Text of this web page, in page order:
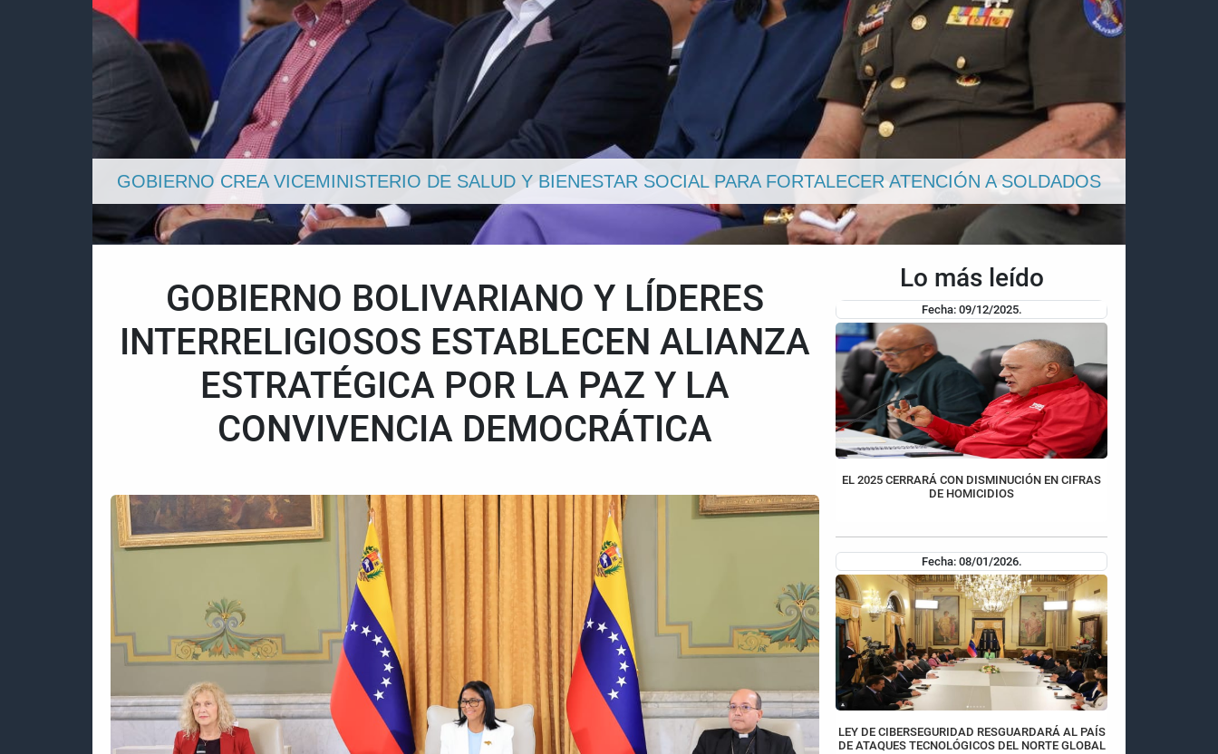
DIOSDADO CABELLO DESTACA AVANCES DE LA GRAN CONSULTA NACIONAL SOBRE LA REFORMA DEL SISTEMA
DE JUSTICIA PENAL
GOBIERNO BOLIVARIANO Y LÍDERES
INTERRELIGIOSOS ESTABLECEN ALIANZA
ESTRATÉGICA POR LA PAZ Y LA
CONVIVENCIA DEMOCRÁTICA
Lo más leído
Fecha: 09/12/2025.
EL 2025 CERRARÁ CON DISMINUCIÓN EN CIFRAS
DE HOMICIDIOS
Fecha: 08/01/2026.
LEY DE CIBERSEGURIDAD RESGUARDARÁ AL PAÍS
DE ATAQUES TECNOLÓGICOS DEL NORTE GLOBAL